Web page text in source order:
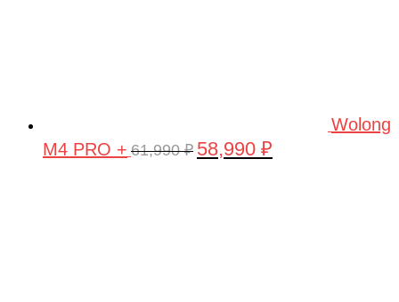
Wolong
M4 PRO + 61,990₽ Первоначальная
58,990 ₽